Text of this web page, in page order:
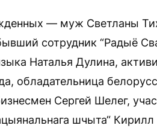
— муж Светланы
сотрудник “Радыё
Наталья Дулина,
обладательница
Сергей Шелег,
шчыта“